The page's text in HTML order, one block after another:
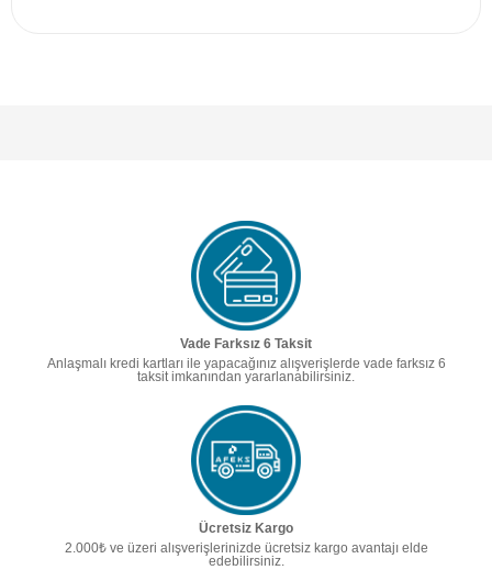
Vade Farksız 6 Taksit
Anlaşmalı kredi kartları ile yapacağınız alışverişlerde vade farksız 6
taksit imkanından yararlanabilirsiniz.
Ücretsiz Kargo
2.000₺ ve üzeri alışverişlerinizde ücretsiz kargo avantajı elde
edebilirsiniz.